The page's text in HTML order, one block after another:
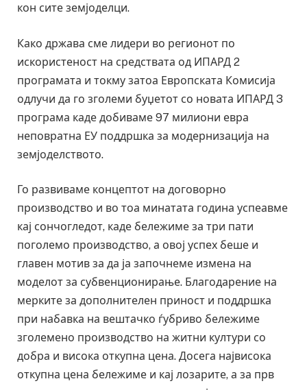
кон сите земјоделци.
Како држава сме лидери во регионот по
искористеност на средствата од ИПАРД 2
програмата и токму затоа Европската Комисија
одлучи да го зголеми буџетот со новата ИПАРД 3
програма каде добиваме 97 милиони евра
неповратна ЕУ поддршка за модернизација на
земјоделството.
Го развиваме концептот на договорно
производство и во тоа минатата година успеавме
кај сончогледот, каде бележиме за три пати
поголемо производство, а овој успех беше и
главен мотив за да ја започнеме измена на
моделот за субвенционирање. Благодарение на
мерките за дополнителен приност и поддршка
при набавка на вештачко ѓубриво бележиме
зголемено производство на житни култури со
добра и висока откупна цена. Досега највисока
откупна цена бележиме и кај лозарите, а за прв